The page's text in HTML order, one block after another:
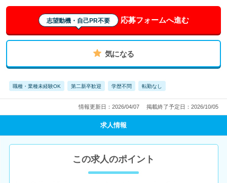
志望動機・自己PR不要 応募フォームへ進む
気になる
職種・業種未経験OK 第二新卒歓迎 学歴不問 転勤なし
情報更新日：2026/04/07 掲載終了予定日：2026/10/05
求人情報
この求人のポイント